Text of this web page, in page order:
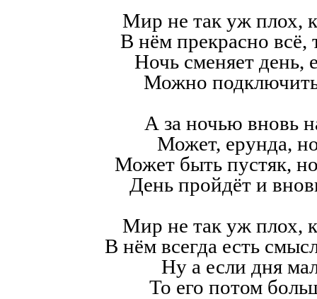
Мир не так уж плох,
В нём прекрасно всё,
Ночь сменяет день,
Можно
А за ночью вновь
Может, ерунда,
Может быть пустяк,
День пройдёт и
Мир не так уж плох,
В нём всегда есть
Ну а если дня
То его потом